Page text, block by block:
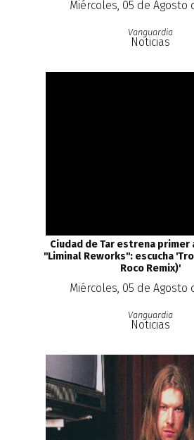
Miércoles, 05 de Agosto
Vanguardia
Noticias
Ciudad de Tar estrena
''Liminal Reworks'': escucha
Roco Remix)'
Miércoles, 05 de Agosto
Vanguardia
Noticias